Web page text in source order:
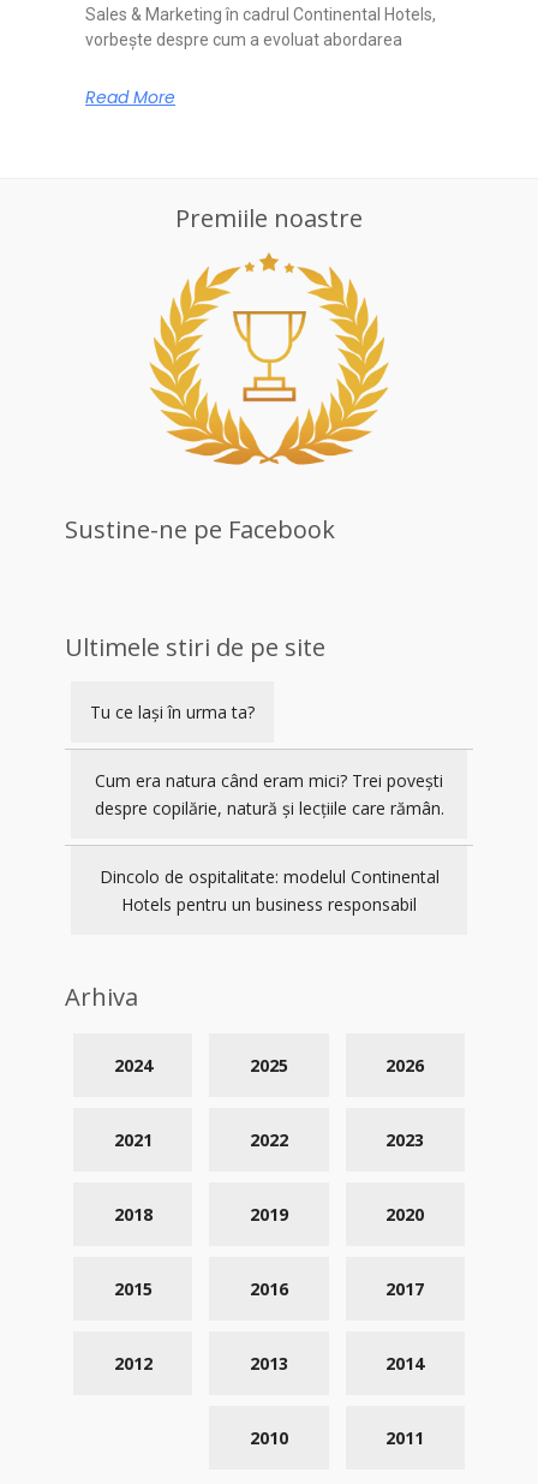
Sales & Marketing în cadrul Continental Hotels,
vorbește despre cum a evoluat abordarea
Read More
Premiile noastre
Sustine-ne pe Facebook
Ultimele stiri de pe site
Tu ce lași în urma ta?
Cum era natura când eram mici? Trei povești
despre copilărie, natură și lecțiile care rămân.
Dincolo de ospitalitate: modelul Continental
Hotels pentru un business responsabil
Arhiva
2026
2025
2024
2023
2022
2021
2020
2019
2018
2017
2016
2015
2014
2013
2012
2011
2010